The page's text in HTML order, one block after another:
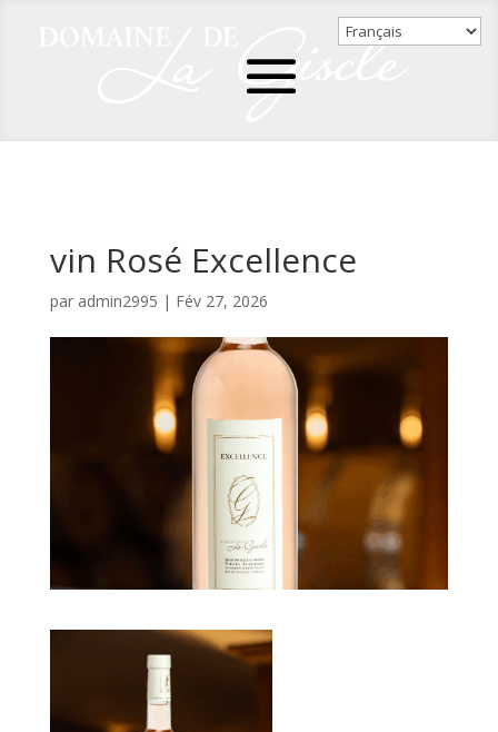
vin Rosé Excellence
par admin2995 | Fév 27, 2026